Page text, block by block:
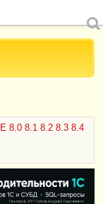
8.1 8.2 8.3 8.4